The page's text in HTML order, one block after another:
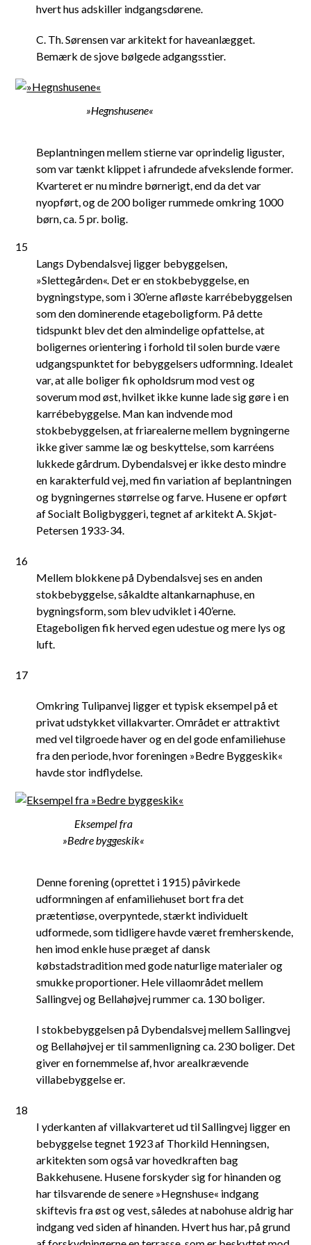
hvert hus adskiller indgangsdørene.
C. Th. Sørensen var arkitekt for haveanlægget.
Bemærk de sjove bølgede adgangsstier.
»Hegnshusene«
Beplantningen mellem stierne var oprindelig liguster,
som var tænkt klippet i afrundede afvekslende former.
Kvarteret er nu mindre børnerigt, end da det var
nyopført, og de 200 boliger rummede omkring 1000
børn, ca. 5 pr. bolig.
15
Langs Dybendalsvej ligger bebyggelsen,
»Slettegården«. Det er en stokbebyggelse, en
bygningstype, som i 30’erne afløste karrébebyggelsen
som den dominerende etageboligform. På dette
tidspunkt blev det den almindelige opfattelse, at
boligernes orientering i forhold til solen burde være
udgangspunktet for bebyggelsers udformning. Idealet
var, at alle boliger fik opholdsrum mod vest og
soverum mod øst, hvilket ikke kunne lade sig gøre i en
karrébebyggelse. Man kan indvende mod
stokbebyggelsen, at friarealerne mellem bygningerne
ikke giver samme læ og beskyttelse, som karréens
lukkede gårdrum. Dybendalsvej er ikke desto mindre
en karakterfuld vej, med fin variation af beplantningen
og bygningernes størrelse og farve. Husene er opført
af Socialt Boligbyggeri, tegnet af arkitekt A. Skjøt-
Petersen 1933-34.
16
Mellem blokkene på Dybendalsvej ses en anden
stokbebyggelse, såkaldte altankarnaphuse, en
bygningsform, som blev udviklet i 40’erne.
Etageboligen fik herved egen udestue og mere lys og
luft.
17
Omkring Tulipanvej ligger et typisk eksempel på et
privat udstykket villakvarter. Området er attraktivt
med vel tilgroede haver og en del gode enfamiliehuse
fra den periode, hvor foreningen »Bedre Byggeskik«
havde stor indflydelse.
Eksempel fra
»Bedre byggeskik«
Denne forening (oprettet i 1915) påvirkede
udformningen af enfamiliehuset bort fra det
prætentiøse, overpyntede, stærkt individuelt
udformede, som tidligere havde været fremherskende,
hen imod enkle huse præget af dansk
købstadstradition med gode naturlige materialer og
smukke proportioner. Hele villaområdet mellem
Sallingvej og Bellahøjvej rummer ca. 130 boliger.
I stokbebyggelsen på Dybendalsvej mellem Sallingvej
og Bellahøjvej er til sammenligning ca. 230 boliger. Det
giver en fornemmelse af, hvor arealkrævende
villabebyggelse er.
18
I yderkanten af villakvarteret ud til Sallingvej ligger en
bebyggelse tegnet 1923 af Thorkild Henningsen,
arkitekten som også var hovedkraften bag
Bakkehusene. Husene forskyder sig for hinanden og
har tilsvarende de senere »Hegnshuse« indgang
skiftevis fra øst og vest, således at nabohuse aldrig har
indgang ved siden af hinanden. Hvert hus har, på grund